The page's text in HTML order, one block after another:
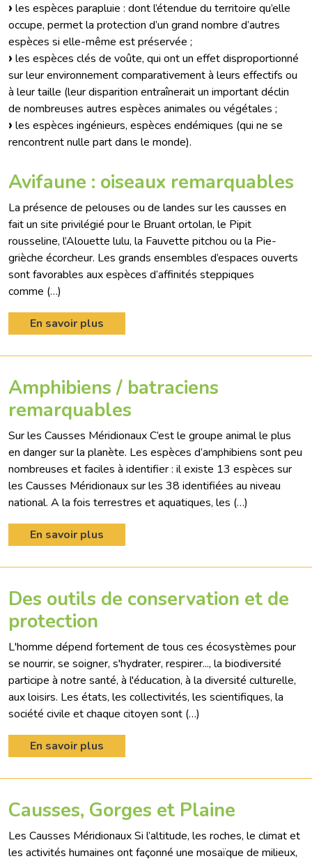
les espèces parapluie : dont l’étendue du territoire qu’elle
occupe, permet la protection d’un grand nombre d’autres
espèces si elle-même est préservée ;
les espèces clés de voûte, qui ont un effet disproportionné
sur leur environnement comparativement à leurs effectifs ou
à leur taille (leur disparition entraînerait un important déclin
de nombreuses autres espèces animales ou végétales ;
les espèces ingénieurs, espèces endémiques (qui ne se
rencontrent nulle part dans le monde).
Avifaune : oiseaux remarquables
La présence de pelouses ou de landes sur les causses en
fait un site privilégié pour le Bruant ortolan, le Pipit
rousseline, l’Alouette lulu, la Fauvette pitchou ou la Pie-
grièche écorcheur. Les grands ensembles d’espaces ouverts
sont favorables aux espèces d’affinités steppiques
comme (…)
En savoir plus
Amphibiens / batraciens
remarquables
Sur les Causses Méridionaux C’est le groupe animal le plus
en danger sur la planète. Les espèces d’amphibiens sont peu
nombreuses et faciles à identifier : il existe 13 espèces sur
les Causses Méridionaux sur les 38 identifiées au niveau
national. A la fois terrestres et aquatiques, les (…)
En savoir plus
Des outils de conservation et de
protection
L'homme dépend fortement de tous ces écosystèmes pour
se nourrir, se soigner, s'hydrater, respirer..., la biodiversité
participe à notre santé, à l'éducation, à la diversité culturelle,
aux loisirs. Les états, les collectivités, les scientifiques, la
société civile et chaque citoyen sont (…)
En savoir plus
Causses, Gorges et Plaine
Les Causses Méridionaux Si l’altitude, les roches, le climat et
les activités humaines ont façonné une mosaïque de milieux,